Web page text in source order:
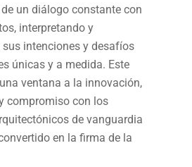
un diálogo constante con
interpretando y
intenciones y desafíos
únicas y a medida. Este
ventana a la innovación,
compromiso con los
de vanguardia
en la firma de la